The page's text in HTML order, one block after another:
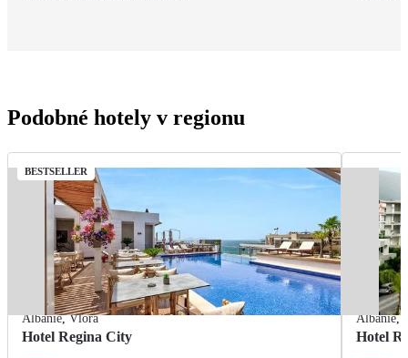
Podobné hotely v regionu
BESTSELLER
Albánie,Vlora
Hotel Regina City
Albánie,
Hotel